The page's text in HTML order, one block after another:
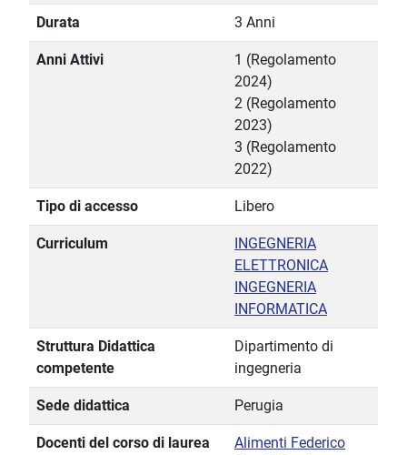
Durata 3 Anni
Anni Attivi
1 (Regolamento
2024)
2 (Regolamento
2023)
3 (Regolamento
2022)
Tipo di accesso Libero
Curriculum
INGEGNERIA
ELETTRONICA
INGEGNERIA
INFORMATICA
Struttura Didattica
competente
Dipartimento di
ingegneria
Sede didattica Perugia
Docenti del corso di laurea
Alimenti Federico